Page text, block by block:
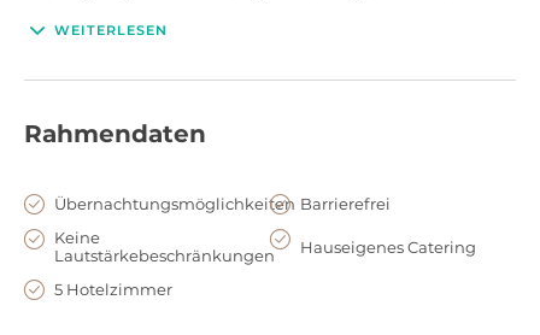
wie private Veranstaltungen in traumhafter
WEITERLESEN
Rahmendaten
Übernachtungsmöglichkeiten Barrierefrei
Keine
Lautstärkebeschränkungen
Hauseigenes Catering
5 Hotelzimmer